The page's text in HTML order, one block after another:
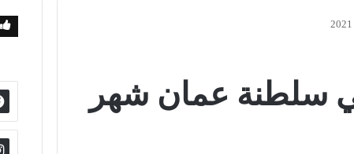
سلطنة عمان شهر